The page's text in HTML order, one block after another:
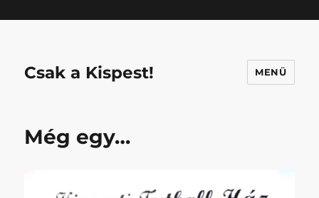
Csak a Kispest! MENÜ
Még egy…